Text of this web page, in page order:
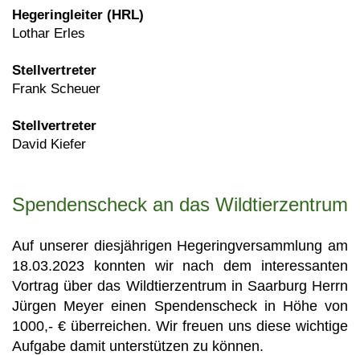
Hegeringleiter (HRL)
Lothar Erles
Stellvertreter
Frank Scheuer
Stellvertreter
David Kiefer
Spendenscheck an das Wildtierzentrum
Auf unserer diesjährigen Hegeringversammlung am
18.03.2023 konnten wir nach dem interessanten
Vortrag über das Wildtierzentrum in Saarburg Herrn
Jürgen Meyer einen Spendenscheck in Höhe von
1000,- € überreichen. Wir freuen uns diese wichtige
Aufgabe damit unterstützen zu können.